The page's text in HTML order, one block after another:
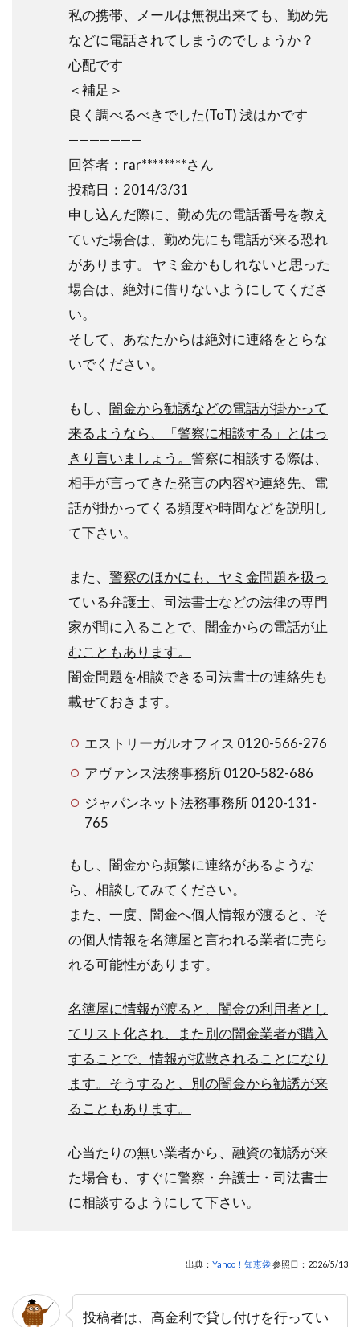
私の携帯、メールは無視出来ても、勤め先
などに電話されてしまうのでしょうか？
心配です
＜補足＞
良く調べるべきでした(ToT) 浅はかです
———————
回答者：rar********さん
投稿日：2014/3/31
申し込んだ際に、勤め先の電話番号を教え
ていた場合は、勤め先にも電話が来る恐れ
があります。 ヤミ金かもしれないと思った
場合は、絶対に借りないようにしてくださ
い。
そして、あなたからは絶対に連絡をとらな
いでください。
もし、 闇金から勧誘などの電話が掛かって
来るようなら、「警察に相談する」とはっ
きり言いましょう。 警察に相談する際は、
相手が言ってきた発言の内容や連絡先、電
話が掛かってくる頻度や時間などを説明し
て下さい。
また、 警察のほかにも、ヤミ金問題を扱っ
ている弁護士、司法書士などの法律の専門
家が間に入ることで、闇金からの電話が止
むこともあります。
闇金問題を相談できる司法書士の連絡先も
載せておきます。
エストリーガルオフィス 0120-566-276
アヴァンス法務事務所 0120-582-686
ジャパンネット法務事務所 0120-131-
765
もし、闇金から頻繁に連絡があるような
ら、相談してみてください。
また、一度、闇金へ個人情報が渡ると、そ
の個人情報を名簿屋と言われる業者に売ら
れる可能性があります。
名簿屋に情報が渡ると、闇金の利用者とし
てリスト化され、また別の闇金業者が購入
することで、情報が拡散されることになり
ます。そうすると、別の闇金から勧誘が来
ることもあります。
心当たりの無い業者から、融資の勧誘が来
た場合も、すぐに警察・弁護士・司法書士
に相談するようにして下さい。
出典： Yahoo！知恵袋参照日：2026/5/13
投稿者は、高金利で貸し付けを行ってい